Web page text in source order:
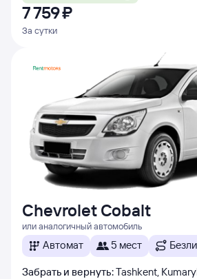
7 ⁠759 ⁠₽
За сутки
Chevrolet Cobalt
или аналогичный автомобиль
Автомат 5 мест
Забрать и вернуть:Tashkent,